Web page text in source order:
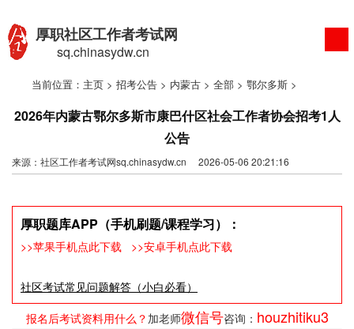
厚职社区工作者考试网
sq.chinasydw.cn
当前位置： 主页 > 招考公告 > 内蒙古 > 全部 > 鄂尔多斯 >
2026年内蒙古鄂尔多斯市康巴什区社会工作者协会招考1人
公告
来源：社区工作者考试网sq.chinasydw.cn 2026-05-06 20:21:16
厚职题库APP（手机刷题/课程学习）：
>>苹果手机点此下载 >>安卓手机点此下载
社区考试常见问题解答（小白必看）
报名后考试资料用什么？ 加老师微信号咨询： houzhitiku3